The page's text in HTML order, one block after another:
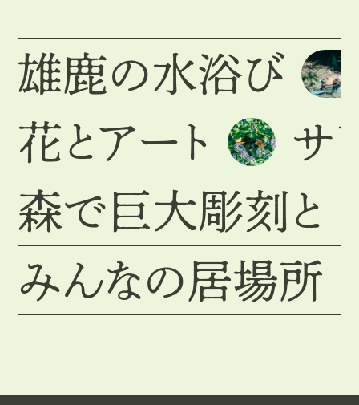
雄鹿の水浴び
花とアート
サ
森で巨大彫刻と
みんなの居場所